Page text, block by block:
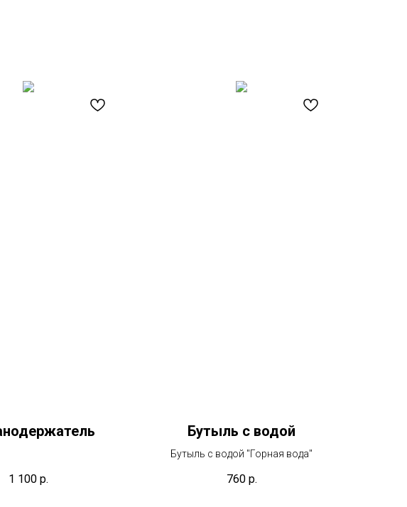
1 100 р.
Бутыль с водой
Бутыль с водой "Горная вода"
760 р.